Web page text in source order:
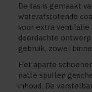
De tas is gemaakt
waterafstotende
voor extra ventilatie
doordachte
gebruik, zowel
Het aparte
natte spullen
inhoud. De